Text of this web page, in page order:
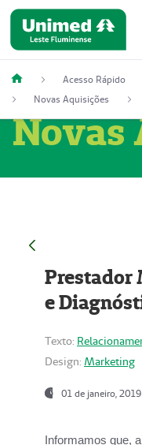
Acesso Rápido
Novas Aquisições
Novas
Prestador
e
Texto:
Design: Marketing
01 de janeiro, 2019
Informamos que,